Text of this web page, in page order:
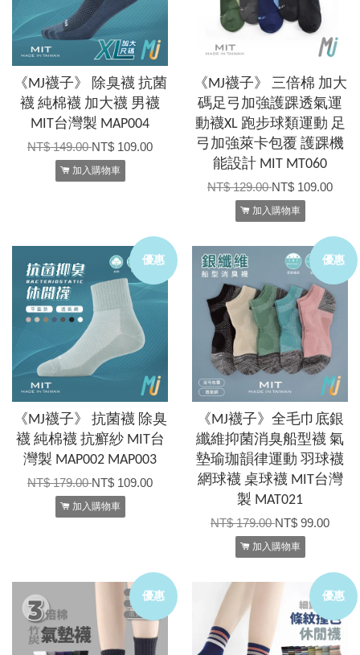
《MJ襪子》 除臭襪 抗菌
襪 純棉襪 加大襪 男襪
MIT台灣製 MAP004
NT$ 149.00NT$ 109.00
加入購物車
《MJ襪子》 三倍棉 加大
碼足弓加強護踝透氣運
動襪XL 跑步球類運動 足
弓加強萊卡包覆 護踝機
能設計 MIT MT060
NT$ 129.00NT$ 109.00
加入購物車
優惠
《MJ襪子》 抗菌襪 除臭
襪 純棉襪 抗癬紗 MIT台
灣製 MAP002 MAP003
NT$ 179.00NT$ 109.00
加入購物車
優惠
《MJ襪子》全毛巾底銀
纖維抑菌消臭船型襪 氣
墊瑜珈韻律運動 羽球襪
網球襪 桌球襪 MIT台灣
製 MAT021
NT$ 179.00NT$ 99.00
加入購物車
優惠 優惠